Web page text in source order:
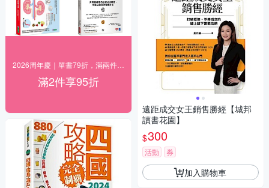
滿2件享95折
遠距成交女王銷售勝經【城邦
讀書花園】
$300
活動 券
加入購物車